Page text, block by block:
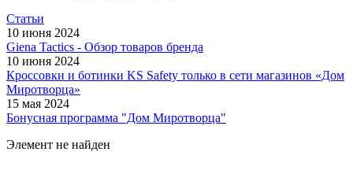
Статьи
10 июня 2024
Giena Tactics - Обзор товаров бренда
10 июня 2024
Кроссовки и ботинки KS Safety только в сети магазинов «Дом
Миротворца»
15 мая 2024
Бонусная программа "Дом Миротворца"
Элемент не найден